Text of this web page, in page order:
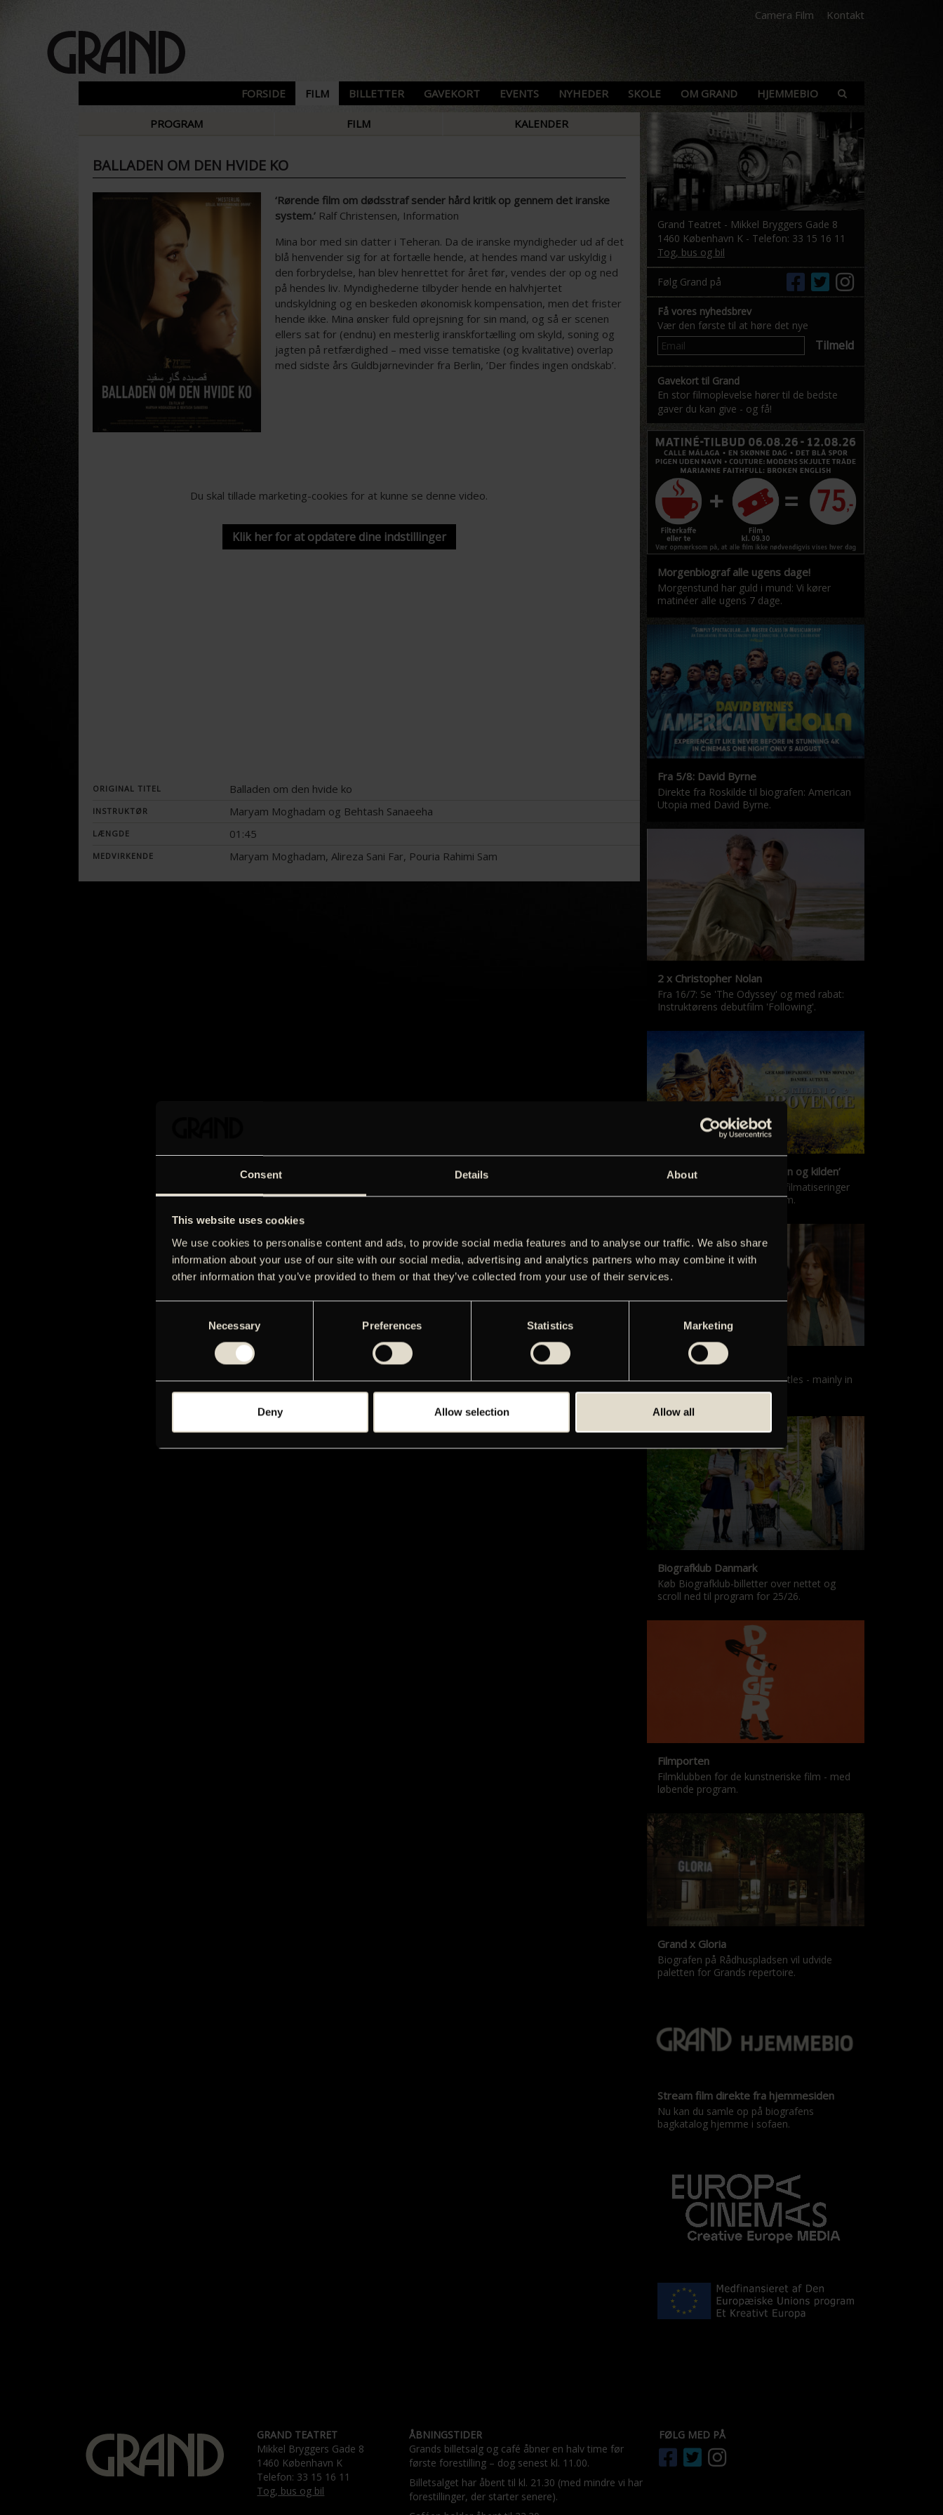
Consent Details About
This website uses cookies
We use cookies to personalise content and ads, to provide social media features and to analyse our traffic. We also share
information about your use of our site with our social media, advertising and analytics partners who may combine it with
other information that you’ve provided to them or that they’ve collected from your use of their services.
Necessary Preferences Statistics Marketing
Deny Allow selection Allow all
Camera Film Kontakt
FORSIDE FILM BILLETTER GAVEKORT EVENTS NYHEDER SKOLE OM GRAND HJEMMEBIO
PROGRAM FILM KALENDER
BALLADEN OM DEN HVIDE KO
‘Rørende film om dødsstraf sender hård kritik op gennem det iranske
system.’Ralf Christensen, Information
Mina bor med sin datter i Teheran. Da de iranske myndigheder ud af det
blå henvender sig for at fortælle hende, at hendes mand var uskyldig i
den forbrydelse, han blev henrettet for året før, vendes der op og ned
på hendes liv. Myndighederne tilbyder hende en halvhjertet
undskyldning og en beskeden økonomisk kompensation, men det frister
hende ikke. Mina ønsker fuld oprejsning for sin mand, og så er scenen
ellers sat for (endnu) en mesterlig iranskfortælling om skyld, soning og
jagten på retfærdighed – med visse tematiske (og kvalitative) overlap
med sidste års Guldbjørnevinder fra Berlin, ’Der findes ingen ondskab’.
Du skal tillade marketing-cookies for at kunne se denne video.
Klik her for at opdatere dine indstillinger
ORIGINAL TITEL Balladen om den hvide ko
INSTRUKTØR Maryam Moghadam og Behtash Sanaeeha
LÆNGDE 01:45
MEDVIRKENDE Maryam Moghadam, Alireza Sani Far, Pouria Rahimi Sam
Grand Teatret - Mikkel Bryggers Gade 8
1460 København K - Telefon: 33 15 16 11
Tog, bus og bil
Følg Grand på
Få vores nyhedsbrev
Vær den første til at høre det nye
Tilmeld
Gavekort til Grand
En stor filmoplevelse hører til de bedste
gaver du kan give - og få!
Morgenbiograf alle ugens dage!
Morgenstund har guld i mund: Vi kører
matinéer alle ugens 7 dage.
Fra 5/8: David Byrne
Direkte fra Roskilde til biografen: American
Utopia med David Byrne.
2 x Christopher Nolan
Fra 16/7: Se 'The Odyssey' og med rabat:
Instruktørens debutfilm 'Following'.
‘Kilden i Provence’ & ‘Manon og kilden’
De klassiske Marcel Pagnol-filmatiseringer
er tilbage i nyrestaureret form.
Films with English subtitles
Screenings with English subtitles - mainly in
our sister cinema, Gloria.
Biografklub Danmark
Køb Biografklub-billetter over nettet og
scroll ned til program for 25/26.
Filmporten
Filmklubben for de kunstneriske film - med
løbende program.
Grand x Gloria
Biografen på Rådhuspladsen vil udvide
paletten for Grands repertoire.
Stream film direkte fra hjemmesiden
Nu kan du samle op på biografens
bagkatalog hjemme i sofaen.
GRAND TEATRET
Mikkel Bryggers Gade 8
1460 København K
Telefon: 33 15 16 11
Tog, bus og bil
ÅBNINGSTIDER
Grands billetsalg og café åbner en halv time før
første forestilling – dog senest kl. 11.00.
Billetsalget har åbent til kl. 21.30 (med mindre vi har
forestillinger, der starter senere).
FØLG MED PÅ